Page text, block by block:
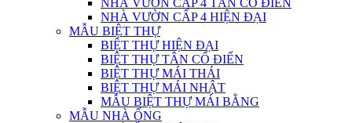
NHÀ VƯỜN CẤP 4 TÂN CỔ ĐIỂN
NHÀ VƯỜN CẤP 4 HIỆN ĐẠI
MẪU BIỆT THỰ
BIỆT THỰ HIỆN ĐẠI
BIỆT THỰ TÂN CỔ ĐIỂN
BIỆT THỰ MÁI THÁI
BIỆT THỰ MÁI NHẬT
MẪU BIỆT THỰ MÁI BẰNG
MẪU NHÀ ỐNG